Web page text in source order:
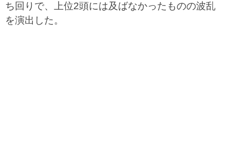
ち回りで、上位2頭には及ばなかったものの波乱
を演出した。